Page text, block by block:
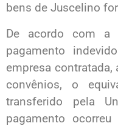
bens de Juscelino
De acordo com a
pagamento
empresa contratada,
convênios, o
transferido pela
pagamento